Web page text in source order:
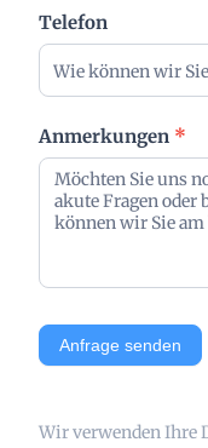
g
Telefon
Anmerkungen *
Anfrage senden
Wir verwenden Ihre